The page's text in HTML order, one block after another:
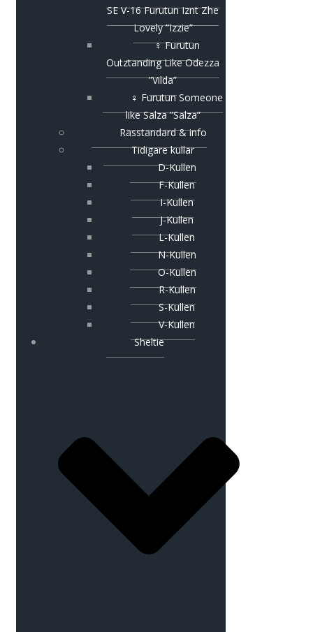
SE V-16 Furutun Iznt Zhe
Lovely ”Izzie”
♀ Furutun
Outztanding Like Odezza
”Vilda”
♀ Furutun Someone
like Salza ”Salza”
Rasstandard & info
Tidigare kullar
D-Kullen
F-Kullen
I-Kullen
J-Kullen
L-Kullen
N-Kullen
O-Kullen
R-Kullen
S-Kullen
V-Kullen
Sheltie